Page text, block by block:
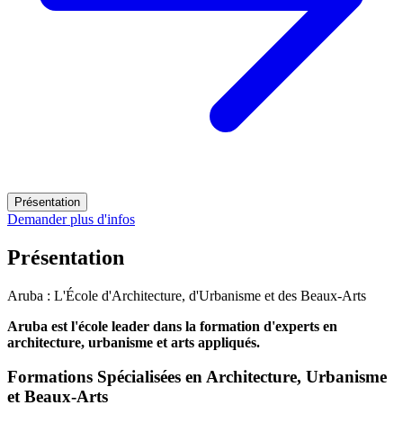
Présentation
Demander plus d'infos
Présentation
Aruba : L'École d'Architecture, d'Urbanisme et des Beaux-Arts
Aruba est l'école leader dans la formation d'experts en
architecture, urbanisme et arts appliqués.
Formations Spécialisées en Architecture, Urbanisme
et Beaux-Arts